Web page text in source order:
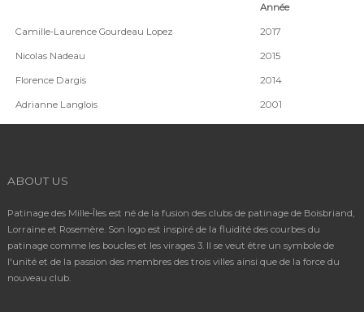
Année
Camille-Laurence Gourdeau Lopez 2017
Nicolas Nadeau 2015
Florence Dargis 2014
Adrianne Langlois 2001
ABOUT US
Patinage des Mille-Îles est né de la fusion des clubs de patinage de Boisbriand,
Lorraine et Rosemère. Son logo est inspiré de la fluidité des courbes du
patinage comme les boucles et les virages 3. Il se veut être un symbole de
l'unité et de la passion des membres des trois villes ainsi que de la force du
nouveau club.